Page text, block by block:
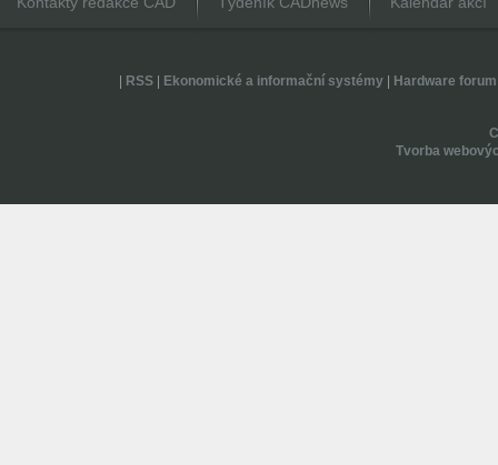
RSS| Ekonomické a informační systémy| Hardware forum
Tvorba